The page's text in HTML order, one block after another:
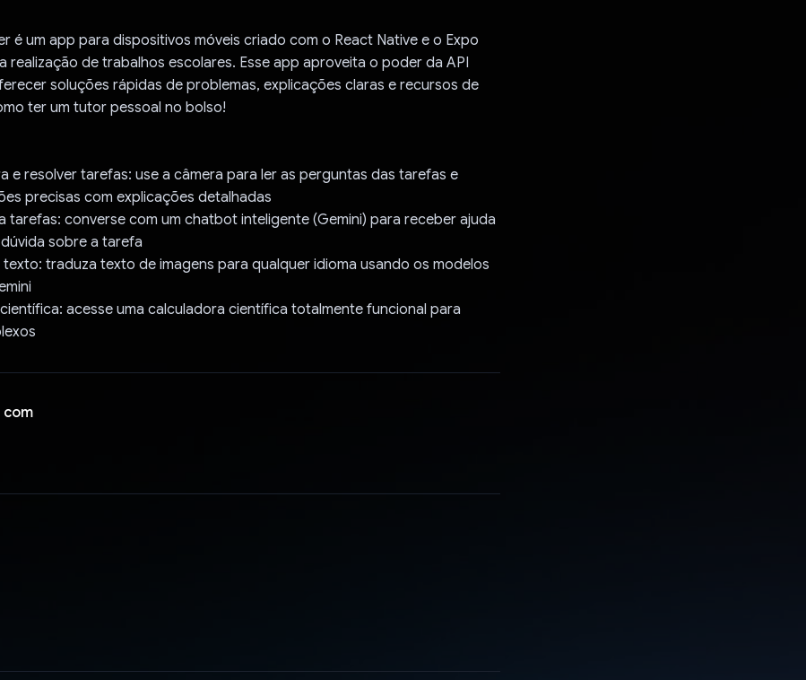
é um app para dispositivos móveis criado com o React Native e o Expo
realização de trabalhos escolares. Esse app aproveita o poder da API
soluções rápidas de problemas, explicações claras e recursos de
ter um tutor pessoal no bolso!
e resolver tarefas: use a câmera para ler as perguntas das tarefas e
precisas com explicações detalhadas
tarefas: converse com um chatbot inteligente (Gemini) para receber ajuda
sobre a tarefa
traduza texto de imagens para qualquer idioma usando os modelos
acesse uma calculadora científica totalmente funcional para
com